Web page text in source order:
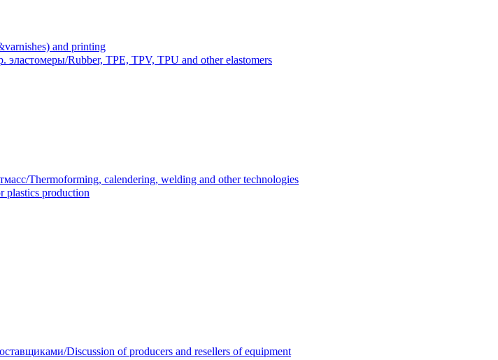
and printing
Rubber, TPE, TPV, TPU and other elastomers
Thermoforming, calendering, welding and other technologies
plastics production
Discussion of producers and resellers of equipment